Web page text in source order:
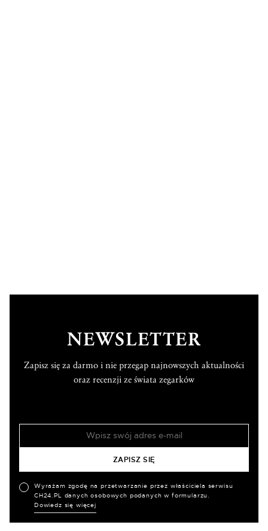
NEWSLETTER
Zapisz się za darmo i nie przegap najnowszych aktualności
oraz recenzji ze świata zegarków
Wyrażam zgodę na przetwarzanie przez właściciela serwisu
CH24.PL danych osobowych podanych w formularzu.
Dowiedz się więcej